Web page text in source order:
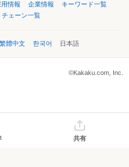
用情報 企業情報
キーワード一覧
チェーン一覧
繁體中文 한국어 日本語
©Kakaku.com, Inc.
共有